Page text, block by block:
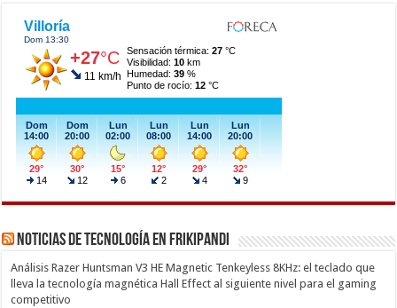
Noticias de Tecnología en Frikipandi
Análisis Razer Huntsman V3 HE Magnetic Tenkeyless 8KHz: el teclado que
lleva la tecnología magnética Hall Effect al siguiente nivel para el gaming
competitivo